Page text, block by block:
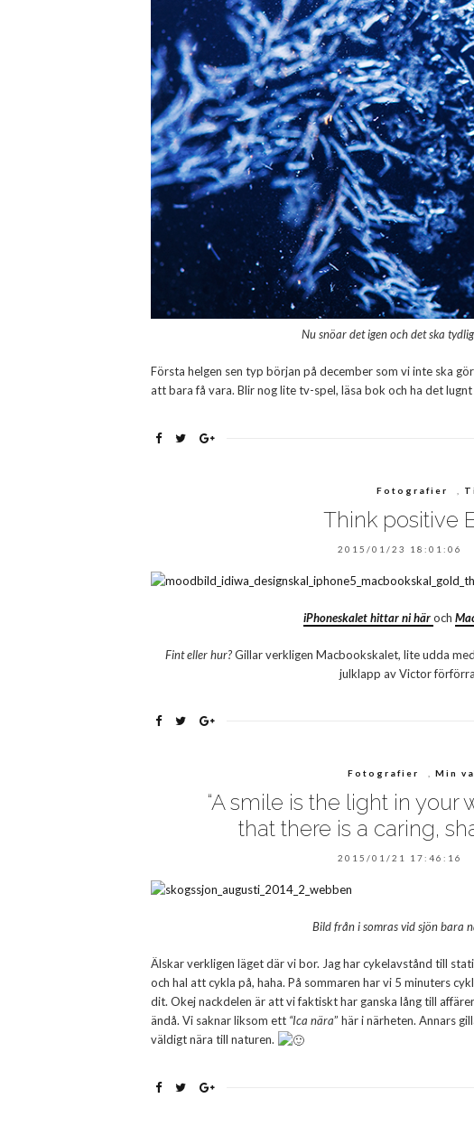
Nu snöar det igen och det ska
Första helgen sen typ början på december som vi inte ska
att bara få vara. Blir nog lite tv-spel, läsa bok och ha det
Fotografier
Think positive
2015/01/23 18:01:06
iPhoneskalet hittar ni här och
Fint eller hur?Gillar verkligen Macbookskalet, lite udda
julklapp av Victor
Fotografier Min
“A smile is the light in
that there is a caring,
2015/01/21 17:46:16
Bild från i somras vid sjön bara
Älskar verkligen läget där vi bor. Jag har cykelavstånd till
och hal att cykla på, haha. På sommaren har vi 5 minuters
dit. Okej nackdelen är att vi faktiskt har ganska lång till
ändå. Vi saknar liksom ett “Ica nära” här i närheten. Annars
väldigt nära till naturen.